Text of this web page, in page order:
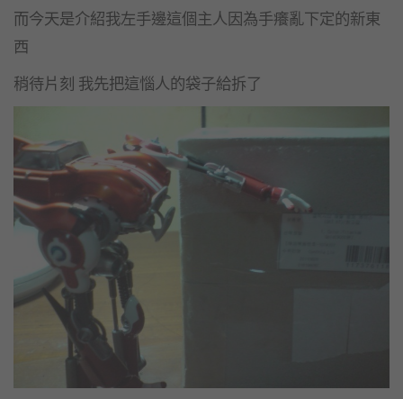
而今天是介紹我左手邊這個主人因為手癢亂下定的新東
西
稍待片刻 我先把這惱人的袋子給拆了